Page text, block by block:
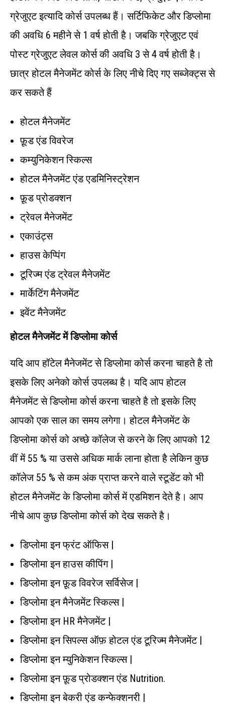
ग्रेजुएट इत्यादि कोर्स उपलब्ध हैं। सर्टिफिकेट और डिप्लोमा
की अवधि 6 महीने से 1 वर्ष होती है। जबकि ग्रेजुएट एवं
पोस्ट ग्रेजुएट लेवल कोर्स की अवधि 3 से 4 वर्ष होती है।
छात्र होटल मैनेजमेंट कोर्स के लिए नीचे दिए गए सब्जेक्ट्स से
कर सकते हैं
होटल मैनेजमेंट
फ़ूड एंड विवरेज
कम्युनिकेशन स्किल्स
होटल मैनेजमेंट एंड एडमिनिस्ट्रेशन
फ़ूड प्रोडक्शन
ट्रेवल मैनेजमेंट
एकाउंट्स
हाउस केप्पिंग
टूरिज्म एंड ट्रेवल मैनेजमेंट
मार्केटिंग मैनेजमेंट
इवेंट मैनेजमेंट
होटल मैनेजमेंट में डिप्लोमा कोर्स
यदि आप हॉटेल मैनेजमेंट से डिप्लोमा कोर्स करना चाहते है तो
इसके लिए अनेको कोर्स उपलब्ध है। यदि आप होटल
मैनेजमेंट से डिप्लोमा कोर्स करना चाहते है तो इसके लिए
आपको एक साल का समय लगेगा। होटल मैनेजमेंट के
डिप्लोमा कोर्स को अच्छे कॉलेज से करने के लिए आपको 12
वीं में 55 % या उससे अधिक मार्क लाना होता है लेकिन कुछ
कॉलेज 55 % से कम अंक प्राप्त करने वाले स्टूडेंट को भी
होटल मैनेजमेंट के डिप्लोमा कोर्स में एडमिशन देते है। आप
नीचे आप कुछ डिप्लोमा कोर्स को देख सकते है।
डिप्लोमा इन फ्रंट ऑफिस |
डिप्लोमा इन हाउस कीपिंग |
डिप्लोमा इन फ़ूड विवरेज सर्विसेज |
डिप्लोमा इन मैनेजमेंट स्किल्स |
डिप्लोमा इन HR मैनेजमेंट |
डिप्लोमा इन सिपल्स ऑफ़ होटल एंड टूरिज्म मैनेजमेंट |
डिप्लोमा इन म्युनिकेशन स्किल्स |
डिप्लोमा इन फ़ूड प्रोडक्शन एंड Nutrition.
डिप्लोमा इन बेकरी एंड कन्फेक्शनरी |